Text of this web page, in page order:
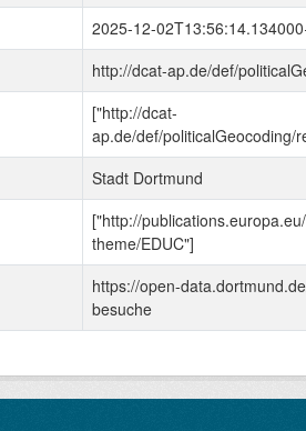
2025-12-
http://dcat-ap.de/def/
["http://dcat-
ap.de/def/politicalGeocoding/
Stadt Dortmund
["http://
theme/EDUC"]
https://open-
besuche